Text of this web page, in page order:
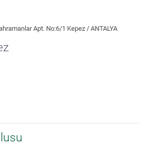
Apt. No:6/1 Kepez / ANTALYA